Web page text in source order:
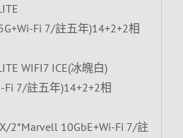
Fi 7/註五年)14+2+2相
WIFI7 ICE(冰魄白)
Fi 7/註五年)14+2+2相
2*Marvell 10GbE+Wi-Fi 7/註